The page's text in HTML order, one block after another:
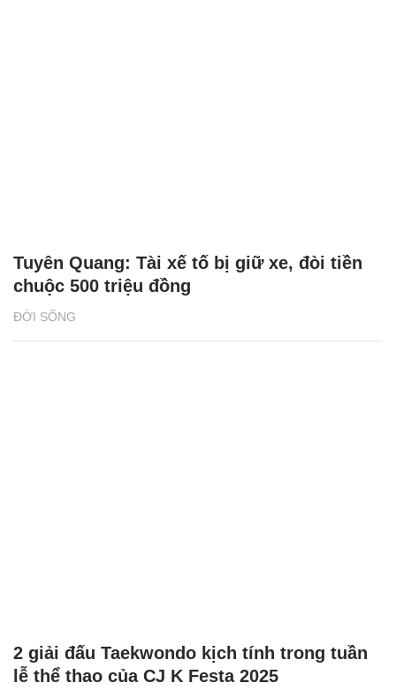
ĐỜI SỐNG
Tuyên Quang: Tài xế tố bị giữ xe, đòi tiền
chuộc 500 triệu đồng
2 giải đấu Taekwondo kịch tính trong tuần
lễ thể thao của CJ K Festa 2025